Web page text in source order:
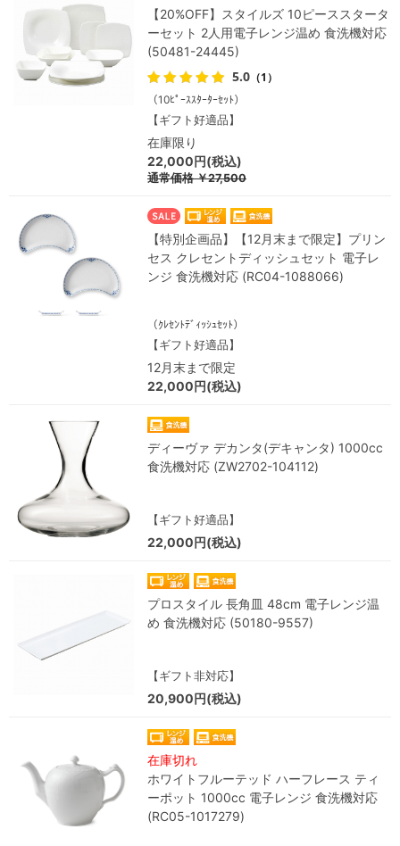
【20%OFF】スタイルズ 10ピーススタータ
ーセット 2人用電子レンジ温め 食洗機対応
(50481-24445)
5.0 （1）
（10ﾋﾟｰｽｽﾀｰﾀｰｾｯﾄ）
【ギフト好適品】
在庫限り
22,000円(税込)
通常価格￥27,500
【特別企画品】【12月末まで限定】プリン
セス クレセントディッシュセット 電子レ
ンジ 食洗機対応 (RC04-1088066)
（ｸﾚｾﾝﾄﾃﾞｨｯｼｭｾｯﾄ）
【ギフト好適品】
12月末まで限定
22,000円(税込)
ディーヴァ デカンタ(デキャンタ) 1000cc
食洗機対応 (ZW2702-104112)
【ギフト好適品】
22,000円(税込)
プロスタイル 長角皿 48cm 電子レンジ温
め 食洗機対応 (50180-9557)
【ギフト非対応】
20,900円(税込)
在庫切れ
ホワイトフルーテッド ハーフレース ティ
ーポット 1000cc 電子レンジ 食洗機対応
(RC05-1017279)